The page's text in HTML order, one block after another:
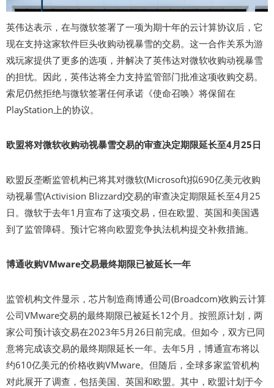
英伟达表示，在与微软签署了一项为期十年的云计算协议后，它
现在支持这家软件巨头收购动视暴雪的交易。这一合作关系为游
戏玩家提供了更多的选项，并解决了英伟达对微软收购动视暴雪
的担忧。因此，英伟达将全力支持监管部门批准这项收购交易。
索尼仍然拒绝与微软签署任何承诺《使命召唤》将保留在
PlayStation上的协议。
欧盟将对微软收购动视暴雪交易的审查决定期限延长至4月25日
欧盟反垄断监管机构已将其对微软(Microsoft)拟690亿美元收购
动视暴雪(Activision Blizzard)交易的审查决定期限延长至4月25
日。微软于去年1月宣布了这项交易，但在欧盟、英国和美国遇
到了监管障碍。预计它将向欧盟竞争执法机构提交补救措施。
博通收购VMware交易最终期限已被延长一年
监管机构文件显示，芯片制造商博通公司(Broadcom)收购云计算
公司VMware交易的最终期限已被延长12个月。按照原计划，两
家公司预计该交易在2023年5月26日前完成。但如今，双方已同
意将完成该交易的最终期限延长一年。去年5月，博通宣布将以
约610亿美元的价格收购VMware。但随后，全球多家监管机构
对此展开了调查，包括美国、英国和欧盟。其中，欧盟计划于今